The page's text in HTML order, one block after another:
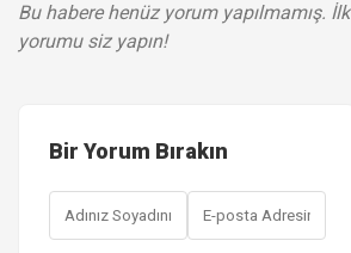
Bu habere henüz yorum yapılmamış. İlk
yorumu siz yapın!
Bir Yorum Bırakın